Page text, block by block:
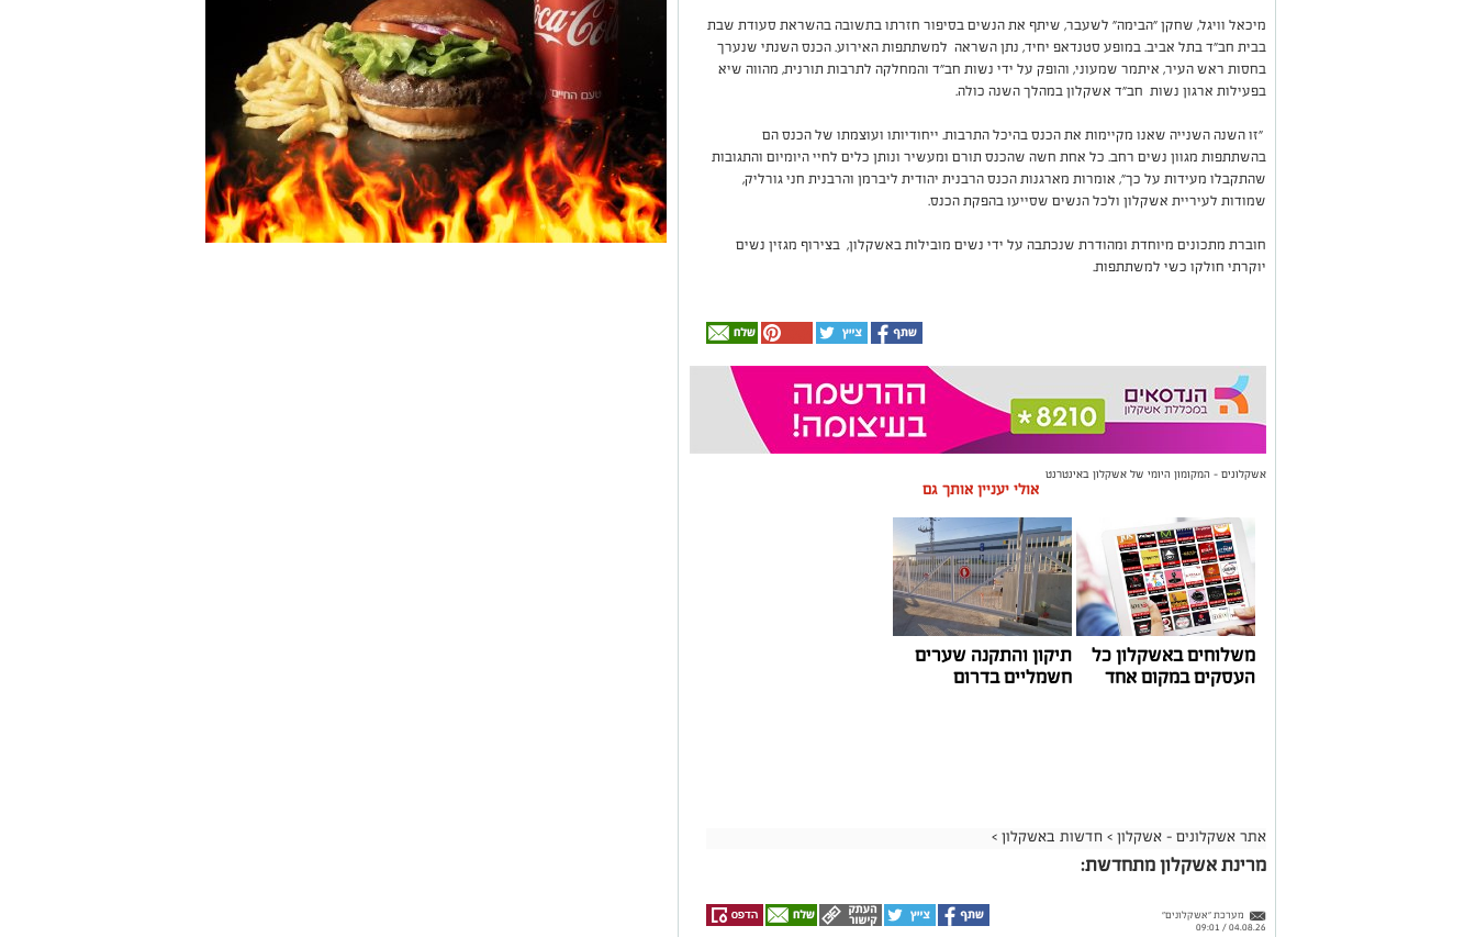
מיכאל וויגל, שחקן "הבימה" לשעבר, שיתף את הנשים בסיפור חזרתו בתשובה בהשראת סעודת שבת
בבית חב"ד בתל אביב. במופע סטנדאפ יחיד, נתן השראה למשתתפות האירוע. הכנס השנתי שנערך
בחסות ראש העיר, איתמר שמעוני, והופק על ידי נשות חב"ד והמחלקה לתרבות תורנית, מהווה שיא
בפעילות ארגון נשות חב"ד אשקלון במהלך השנה כולה.
"זו השנה השנייה שאנו מקיימות את הכנס בהיכל התרבות. ייחודיותו ועוצמתו של הכנס הם
בהשתתפות מגוון נשים רחב. כל אחת חשה שהכנס תורם ומעשיר ונותן כלים לחיי היומיום והתגובות
שהתקבלו מעידות על כך", אומרות מארגנות הכנס הרבנית יהודית ליברמן והרבנית חני גורליק,
שמודות לעיריית אשקלון ולכל הנשים שסייעו בהפקת הכנס.
חוברת מתכונים מיוחדת ומהודרת שנכתבה על ידי נשים מובילות באשקלון, בצירוף מגזין נשים
יוקרתי חולקו כשי למשתתפות.
אשקלונים - המקומון היומי של אשקלון באינטרנט
אולי יעניין אותך גם
משלוחים באשקלון כל
העסקים במקום אחד
תיקון והתקנה שערים
חשמליים בדרום
אתר אשקלונים - אשקלון > חדשות באשקלון >
מרינת אשקלון מתחדשת:
מערכת "אשקלונים"
04.08.26 / 09:01